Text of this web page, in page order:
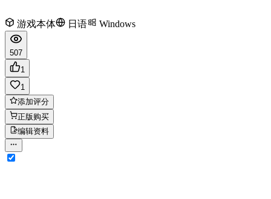
游戏本体 日语 Windows
507
1
1
添加评分
正版购买
编辑资料